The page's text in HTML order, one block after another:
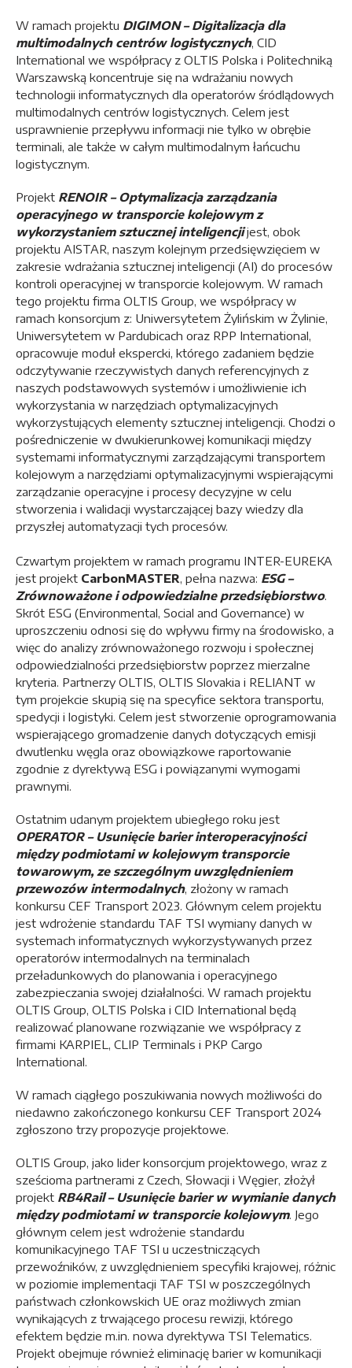
W ramach projektu DIGIMON – Digitalizacja dla
multimodalnych centrów logistycznych, CID
International we współpracy z OLTIS Polska i Politechniką
Warszawską koncentruje się na wdrażaniu nowych
technologii informatycznych dla operatorów śródlądowych
multimodalnych centrów logistycznych. Celem jest
usprawnienie przepływu informacji nie tylko w obrębie
terminali, ale także w całym multimodalnym łańcuchu
logistycznym.
Projekt RENOIR – Optymalizacja zarządzania
operacyjnego w transporcie kolejowym z
wykorzystaniem sztucznej inteligencjijest, obok
projektu AISTAR, naszym kolejnym przedsięwzięciem w
zakresie wdrażania sztucznej inteligencji (AI) do procesów
kontroli operacyjnej w transporcie kolejowym. W ramach
tego projektu firma OLTIS Group, we współpracy w
ramach konsorcjum z: Uniwersytetem Żylińskim w Żylinie,
Uniwersytetem w Pardubicach oraz RPP International,
opracowuje moduł ekspercki, którego zadaniem będzie
odczytywanie rzeczywistych danych referencyjnych z
naszych podstawowych systemów i umożliwienie ich
wykorzystania w narzędziach optymalizacyjnych
wykorzystujących elementy sztucznej inteligencji. Chodzi o
pośredniczenie w dwukierunkowej komunikacji między
systemami informatycznymi zarządzającymi transportem
kolejowym a narzędziami optymalizacyjnymi wspierającymi
zarządzanie operacyjne i procesy decyzyjne w celu
stworzenia i walidacji wystarczającej bazy wiedzy dla
przyszłej automatyzacji tych procesów.
Czwartym projektem w ramach programu INTER-EUREKA
jest projekt CarbonMASTER, pełna nazwa: ESG –
Zrównoważone i odpowiedzialne przedsiębiorstwo.
Skrót ESG (Environmental, Social and Governance) w
uproszczeniu odnosi się do wpływu firmy na środowisko, a
więc do analizy zrównoważonego rozwoju i społecznej
odpowiedzialności przedsiębiorstw poprzez mierzalne
kryteria. Partnerzy OLTIS, OLTIS Slovakia i RELIANT w
tym projekcie skupią się na specyfice sektora transportu,
spedycji i logistyki. Celem jest stworzenie oprogramowania
wspierającego gromadzenie danych dotyczących emisji
dwutlenku węgla oraz obowiązkowe raportowanie
zgodnie z dyrektywą ESG i powiązanymi wymogami
prawnymi.
Ostatnim udanym projektem ubiegłego roku jest
OPERATOR – Usunięcie barier interoperacyjności
między podmiotami w kolejowym transporcie
towarowym, ze szczególnym uwzględnieniem
przewozów intermodalnych, złożony w ramach
konkursu CEF Transport 2023. Głównym celem projektu
jest wdrożenie standardu TAF TSI wymiany danych w
systemach informatycznych wykorzystywanych przez
operatorów intermodalnych na terminalach
przeładunkowych do planowania i operacyjnego
zabezpieczania swojej działalności. W ramach projektu
OLTIS Group, OLTIS Polska i CID International będą
realizować planowane rozwiązanie we współpracy z
firmami KARPIEL, CLIP Terminals i PKP Cargo
International.
W ramach ciągłego poszukiwania nowych możliwości do
niedawno zakończonego konkursu CEF Transport 2024
zgłoszono trzy propozycje projektowe.
OLTIS Group, jako lider konsorcjum projektowego, wraz z
sześcioma partnerami z Czech, Słowacji i Węgier, złożył
projekt RB4Rail – Usunięcie barier w wymianie danych
między podmiotami w transporcie kolejowym. Jego
głównym celem jest wdrożenie standardu
komunikacyjnego TAF TSI u uczestniczących
przewoźników, z uwzględnieniem specyfiki krajowej, różnic
w poziomie implementacji TAF TSI w poszczególnych
państwach członkowskich UE oraz możliwych zmian
wynikających z trwającego procesu rewizji, którego
efektem będzie m.in. nowa dyrektywa TSI Telematics.
Projekt obejmuje również eliminację barier w komunikacji